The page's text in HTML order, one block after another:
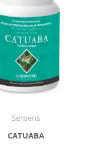
Serpens
CATUABA